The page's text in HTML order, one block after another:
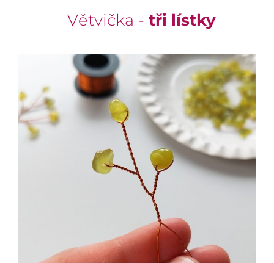
Větvička - tři lístky